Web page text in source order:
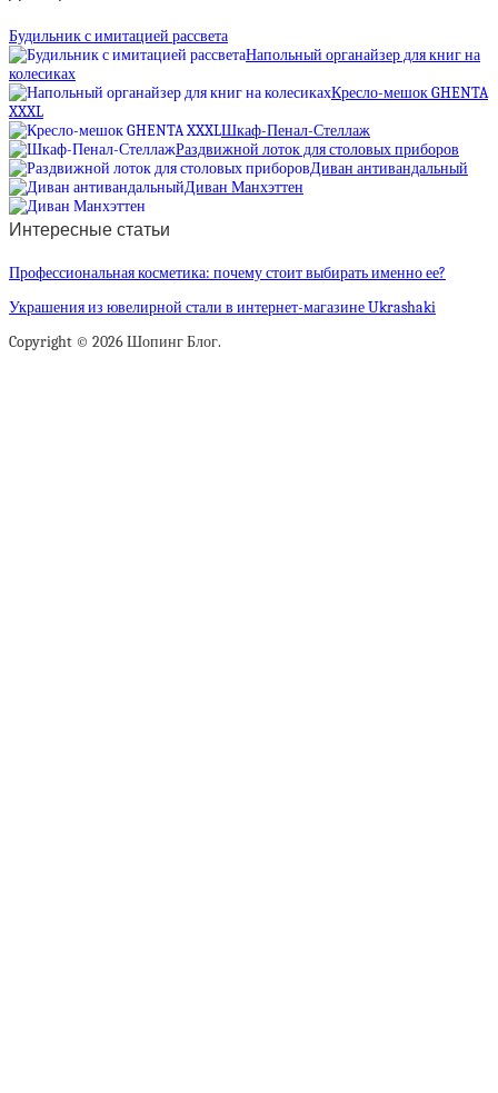
Будильник с имитацией рассвета
Напольный органайзер для книг на
колесиках
Кресло-мешок GHENTA
XXXL
Шкаф-Пенал-Стеллаж
Раздвижной лоток для столовых приборов
Диван антивандальный
Диван Манхэттен
Интересные статьи
Профессиональная косметика: почему стоит выбирать именно ее?
Украшения из ювелирной стали в интернет-магазине Ukrashaki
Copyright © 2026 Шопинг Блог.